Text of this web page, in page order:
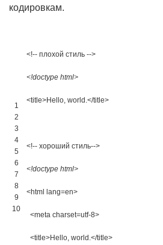
кодировкам.
1
2
3
4
5
6
7
8
9
10
<!-- плохой стиль -->
<!doctype html>
<title>Hello, world.</title>
<!-- хороший стиль-->
<!doctype html>
<html lang=en>
<meta charset=utf-8>
<title>Hello, world.</title>